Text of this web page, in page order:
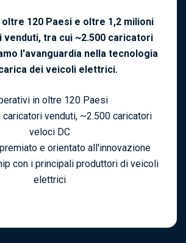
120 Paesi e oltre 1,2 milioni
venduti, tra cui ~2.500 caricatori
l'avanguardia nella tecnologia
dei veicoli elettrici.
in oltre 120 Paesi
caricatori venduti, ~2.500 caricatori
veloci DC
e orientato all'innovazione
con i principali produttori di veicoli
elettrici